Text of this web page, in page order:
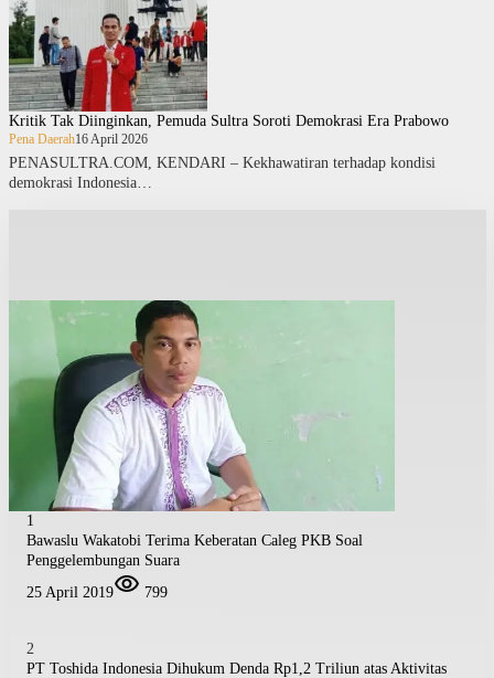
Kritik Tak Diinginkan, Pemuda Sultra Soroti Demokrasi Era Prabowo
Pena Daerah16 April 2026
PENASULTRA.COM, KENDARI – Kekhawatiran terhadap kondisi
demokrasi Indonesia…
1
Bawaslu Wakatobi Terima Keberatan Caleg PKB Soal
Penggelembungan Suara
25 April 2019
799
2
PT Toshida Indonesia Dihukum Denda Rp1,2 Triliun atas Aktivitas